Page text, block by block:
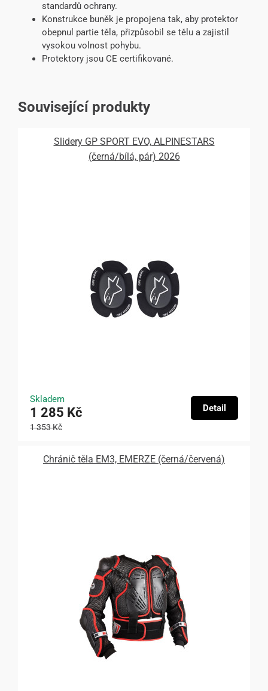
standardů ochrany.
Konstrukce buněk je propojena tak, aby protektor
obepnul partie těla, přizpůsobil se tělu a zajistil
vysokou volnost pohybu.
Protektory jsou CE certifikované.
Související produkty
Slidery GP SPORT EVO, ALPINESTARS
(černá/bílá, pár) 2026
Skladem
1 285 Kč
1 353 Kč
Detail
Chránič těla EM3, EMERZE (černá/červená)